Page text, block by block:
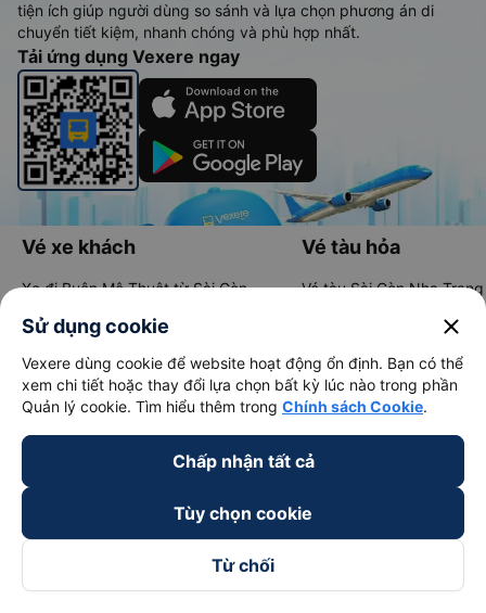
tiện ích giúp người dùng so sánh và lựa chọn phương án di
chuyển tiết kiệm, nhanh chóng và phù hợp nhất.
Tải ứng dụng Vexere ngay
Vé xe khách
Xe đi Buôn Mê Thuột từ Sài Gòn
Xe đi Vũng Tàu từ Sài Gòn
Xe đi Nha Trang từ Sài Gòn
Xe đi Đà Lạt từ Sài Gòn
Xe đi Hải Phòng từ Hà Nội
Xe đi Vinh từ Hà Nội
Vé tàu hỏa
Vé tàu Sài Gòn Nha Trang
Vé tàu Sài Gòn Phan Thiết
Vé tàu Sài Gòn Đà Nẵng
Vé tàu Sài Gòn Hà Nội
Vé tàu Đà Nẵng Huế
Sử dụng cookie close
Vexere dùng cookie để website hoạt động ổn định. Bạn có thể
xem chi tiết hoặc thay đổi lựa chọn bất kỳ lúc nào trong phần
Quản lý cookie. Tìm hiểu thêm trong Chính sách Cookie.
Chấp nhận tất cả
Tùy chọn cookie
Từ chối